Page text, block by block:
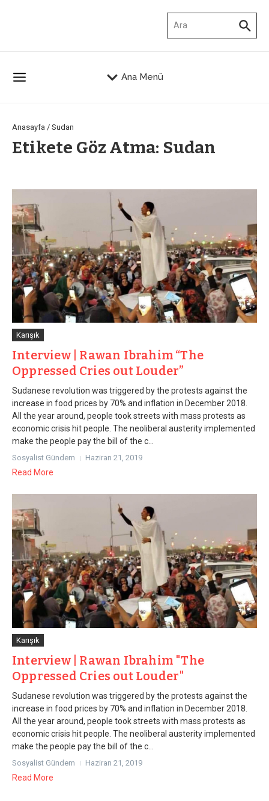
Ana Menü
Anasayfa / Sudan
Etikete Göz Atma: Sudan
Karışık
Interview | Rawan Ibrahim “The
Oppressed Cries out Louder”
Sudanese revolution was triggered by the protests against the
increase in food prices by 70% and inflation in December 2018.
All the year around, people took streets with mass protests as
economic crisis hit people. The neoliberal austerity implemented
make the people pay the bill of the c...
Sosyalist Gündem Haziran 21, 2019
Read More
Karışık
Interview | Rawan Ibrahim "The
Oppressed Cries out Louder"
Sudanese revolution was triggered by the protests against the
increase in food prices by 70% and inflation in December 2018.
All the year around, people took streets with mass protests as
economic crisis hit people. The neoliberal austerity implemented
make the people pay the bill of the c...
Sosyalist Gündem Haziran 21, 2019
Read More